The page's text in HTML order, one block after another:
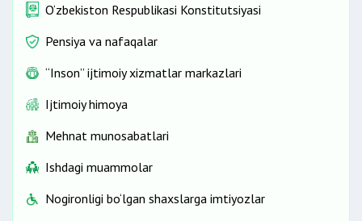
O‘zbekiston Respublikasi Konstitutsiyasi
Pensiya va nafaqalar
“Inson” ijtimoiy xizmatlar markazlari
Ijtimoiy himoya
Mehnat munosabatlari
Ishdagi muammolar
Nogironligi bo‘lgan shaxslarga imtiyozlar